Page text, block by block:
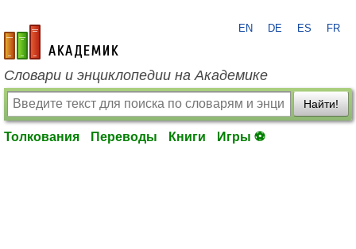
academic.ru
EN DE ES FR
Словари и энциклопедии на Академике
Найти!
Толкования Переводы Книги Игры ⚽